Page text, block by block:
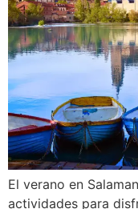
El verano en
actividades para